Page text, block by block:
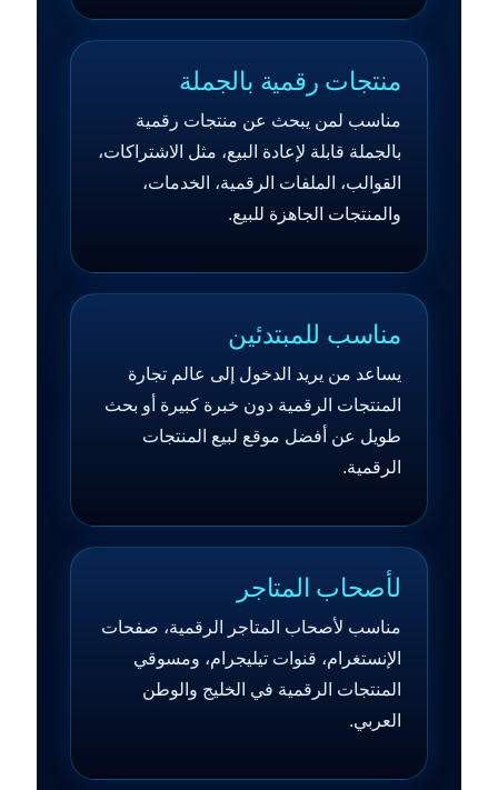
منتجات رقمية بالجملة
مناسب لمن يبحث عن منتجات رقمية
بالجملة قابلة لإعادة البيع، مثل الاشتراكات،
القوالب، الملفات الرقمية، الخدمات،
والمنتجات الجاهزة للبيع.
مناسب للمبتدئين
يساعد من يريد الدخول إلى عالم تجارة
المنتجات الرقمية دون خبرة كبيرة أو بحث
طويل عن أفضل موقع لبيع المنتجات
الرقمية.
لأصحاب المتاجر
مناسب لأصحاب المتاجر الرقمية، صفحات
الإنستغرام، قنوات تيليجرام، ومسوقي
المنتجات الرقمية في الخليج والوطن
العربي.